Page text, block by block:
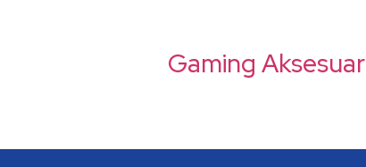
Gaming Aksesuar